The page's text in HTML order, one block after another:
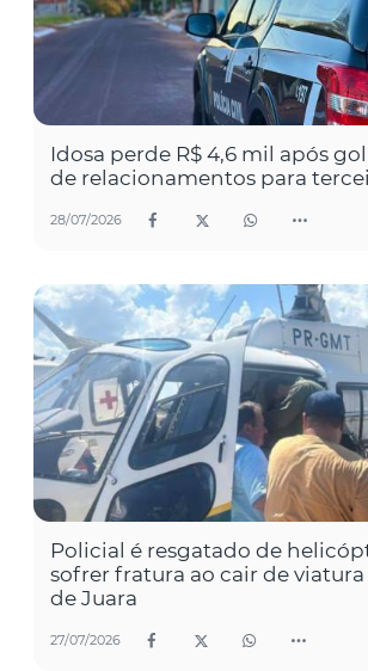
Idosa perde R$ 4,6 mil após
de relacionamentos para
28/07/2026
Policial é resgatado de
sofrer fratura ao cair de
de Juara
27/07/2026